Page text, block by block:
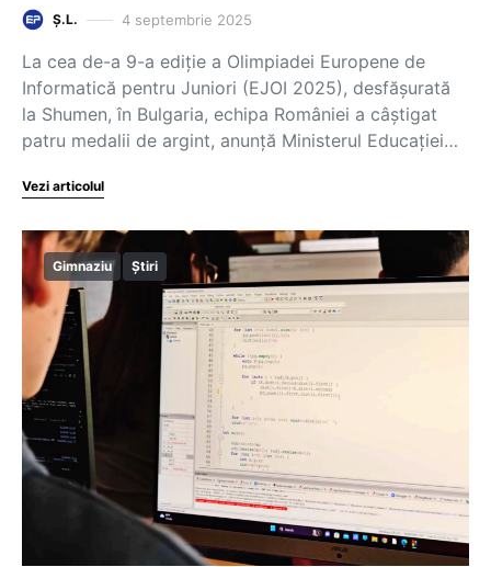
Ș.L. 4 septembrie 2025
La cea de-a 9-a ediție a Olimpiadei Europene de
Informatică pentru Juniori (EJOI 2025), desfășurată
la Shumen, în Bulgaria, echipa României a câștigat
patru medalii de argint, anunță Ministerul Educației…
Vezi articolul
Gimnaziu Știri